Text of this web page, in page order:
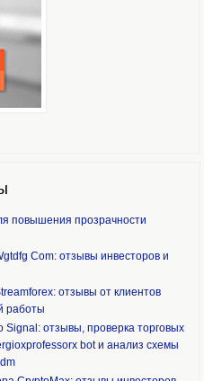
повышения прозрачности
Com: отзывы инвесторов и
отзывы от клиентов
работы
отзывы, проверка торговых
bot и анализ схемы